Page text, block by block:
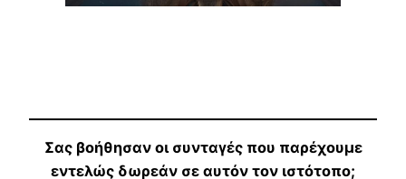
Σας βοήθησαν οι συνταγές που παρέχουμε
εντελώς δωρεάν σε αυτόν τον ιστότοπο;